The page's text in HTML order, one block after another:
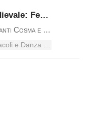
Ventosa Medievale: Festa al Borgo
Cosma e Damiano
Musica, Spettacoli e Danza nel Lazio